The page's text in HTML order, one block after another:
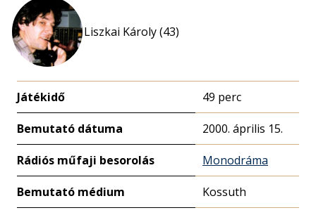
Liszkai Károly (43)
Játékidő 49 perc
Bemutató dátuma 2000. április 15.
Rádiós műfaji besorolás Monodráma
Bemutató médium Kossuth